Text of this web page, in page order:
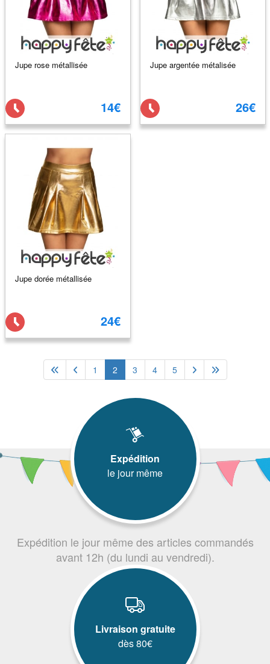
Jupe rose métallisée
14€
Jupe argentée métalisée
26€
Jupe dorée métallisée
24€
1 2 3 4 5
Expédition
le jour même
Expédition le jour même des articles commandés
avant 12h (du lundi au vendredi).
Livraison gratuite
dès 80€